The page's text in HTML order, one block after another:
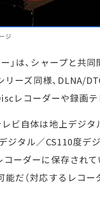
ジ
」は、シャープと共
リーズ同様、DLNA/
レコーダーや録画テ
ビ自体は地上デジ
ジタル／CS110度デ
コーダーに保存され
だ（対応するレコー